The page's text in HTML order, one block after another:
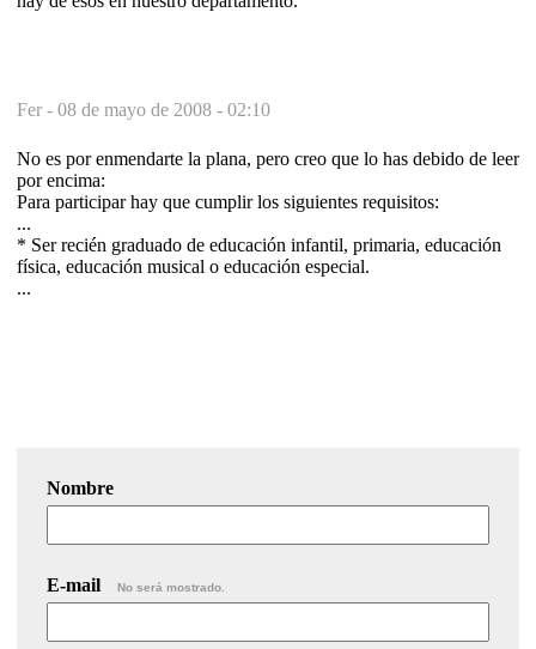
Fer - 08 de mayo de 2008 - 02:10
No es por enmendarte la plana, pero creo que lo has debido de leer
por encima:
Para participar hay que cumplir los siguientes requisitos:
...
* Ser recién graduado de educación infantil, primaria, educación
física, educación musical o educación especial.
...
Nombre
E-mail No será mostrado.